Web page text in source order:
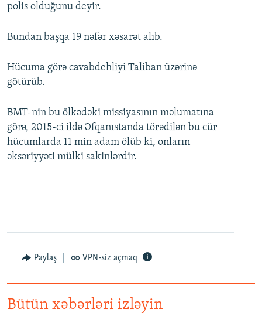
polis olduğunu deyir.
Bundan başqa 19 nəfər xəsarət alıb.
Hücuma görə cavabdehliyi Taliban üzərinə
götürüb.
BMT-nin bu ölkədəki missiyasının məlumatına
görə, 2015-ci ildə Əfqanıstanda törədilən bu cür
hücumlarda 11 min adam ölüb ki, onların
əksəriyyəti mülki sakinlərdir.
Paylaş VPN-siz açmaq
Bütün xəbərləri izləyin